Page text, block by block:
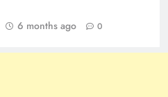
6 months ago 0